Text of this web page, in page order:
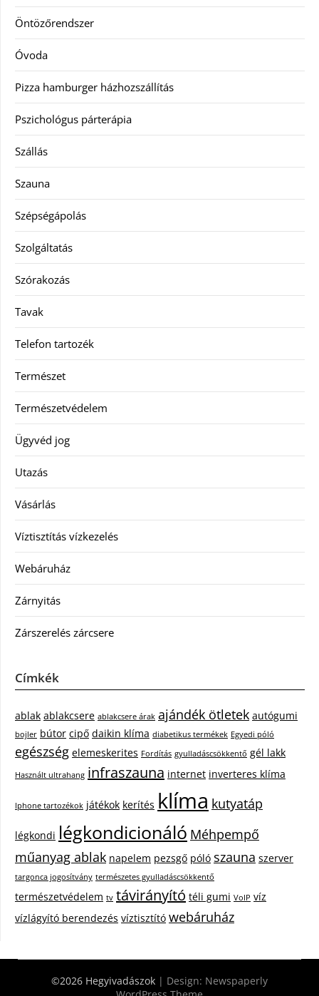
Öntözőrendszer
Óvoda
Pizza hamburger házhozszállítás
Pszichológus párterápia
Szállás
Szauna
Szépségápolás
Szolgáltatás
Szórakozás
Tavak
Telefon tartozék
Természet
Természetvédelem
Ügyvéd jog
Utazás
Vásárlás
Víztisztítás vízkezelés
Webáruház
Zárnyitás
Zárszerelés zárcsere
Címkék
ablak ablakcsere ablakcsere árak ajándék ötletek autógumi
bojler bútor cipő daikin klíma diabetikus termékek Egyedi póló
egészség elemeskerites Fordítás gyulladáscsökkentő gél lakk
Használt ultrahang infraszauna internet inverteres klíma
Iphone tartozékok játékok kerítés klíma kutyatáp
légkondi légkondicionáló Méhpempő
műanyag ablak napelem pezsgő póló szauna szerver
targonca jogosítvány természetes gyulladáscsökkentő
természetvédelem tv távirányító téli gumi VoIP víz
vízlágyító berendezés víztisztító webáruház
©2026 Hegyivadászok | Design: Newspaperly